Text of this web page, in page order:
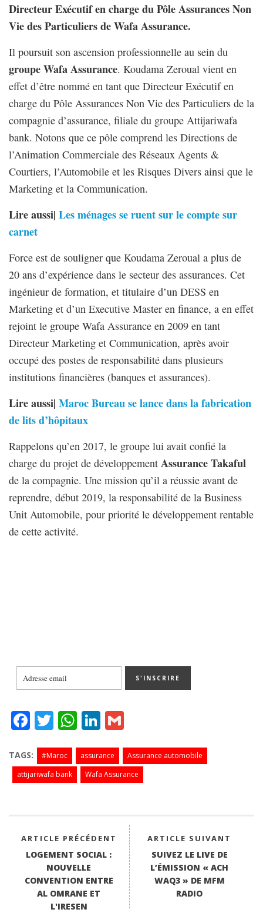
Directeur Exécutif en charge du Pôle Assurances Non
Vie des Particuliers de Wafa Assurance.
Il poursuit son ascension professionnelle au sein du
groupe Wafa Assurance. Koudama Zeroual vient en
effet d’être nommé en tant que Directeur Exécutif en
charge du Pôle Assurances Non Vie des Particuliers de la
compagnie d’assurance, filiale du groupe Attijariwafa
bank. Notons que ce pôle comprend les Directions de
l’Animation Commerciale des Réseaux Agents &
Courtiers, l’Automobile et les Risques Divers ainsi que le
Marketing et la Communication.
Lire aussi| Les ménages se ruent sur le compte sur
carnet
Force est de souligner que Koudama Zeroual a plus de
20 ans d’expérience dans le secteur des assurances. Cet
ingénieur de formation, et titulaire d’un DESS en
Marketing et d’un Executive Master en finance, a en effet
rejoint le groupe Wafa Assurance en 2009 en tant
Directeur Marketing et Communication, après avoir
occupé des postes de responsabilité dans plusieurs
institutions financières (banques et assurances).
Lire aussi| Maroc Bureau se lance dans la fabrication
de lits d’hôpitaux
Rappelons qu’en 2017, le groupe lui avait confié la
charge du projet de développement Assurance Takaful
de la compagnie. Une mission qu’il a réussie avant de
reprendre, début 2019, la responsabilité de la Business
Unit Automobile, pour priorité le développement rentable
de cette activité.
Fa
bo
ok
T
tte
r
W
ts
A
Li
ed
In
ail
TAGS: #Maroc assurance
Assurance automobile
attijariwafa bank
Wafa Assurance
ARTICLE PRÉCÉDENT
LOGEMENT SOCIAL :
NOUVELLE
CONVENTION ENTRE
AL OMRANE ET
L'IRESEN
ARTICLE SUIVANT
SUIVEZ LE LIVE DE
L’ÉMISSION « ACH
WAQ3 » DE MFM
RADIO